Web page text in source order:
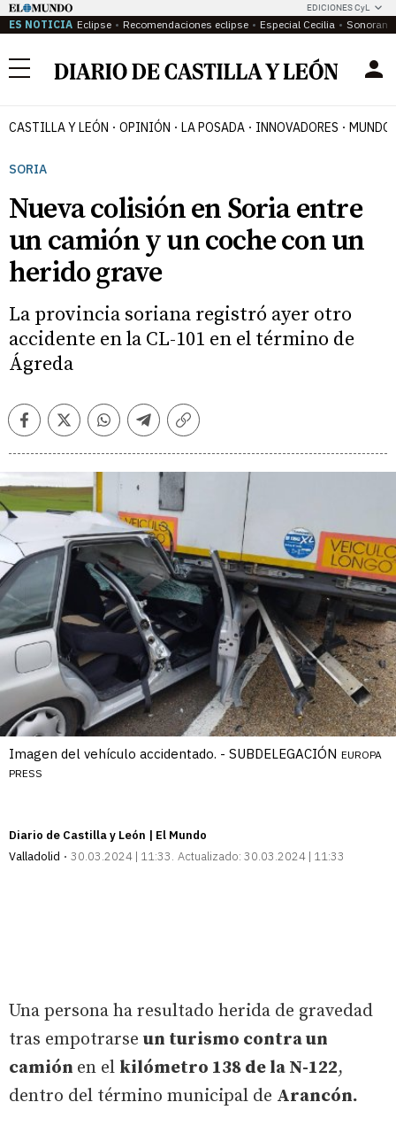
EDICIONES CyL
ES NOTICIA Eclipse Recomendaciones eclipse Especial Cecilia
Menú
CASTILLA Y LEÓN OPINIÓN LA POSADA INNOVADORES MUNDO
SORIA
Nueva colisión en Soria entre
un camión y un coche con un
herido grave
La provincia soriana registró ayer otro
accidente en la CL-101 en el término de
Ágreda
FacebookTwitterWhatsappTelegramCopiar
Imagen del vehículo accidentado. - SUBDELEGACIÓN EUROPA
PRESS
Diario de Castilla y León | El Mundo
Valladolid
30.03.2024 | 11:33 Actualizado: 30.03.2024 | 11:33
Una persona ha resultado herida de gravedad
tras empotrarse un turismo contra un
camión en el kilómetro 138 de la N-122,
dentro del término municipal de Arancón.